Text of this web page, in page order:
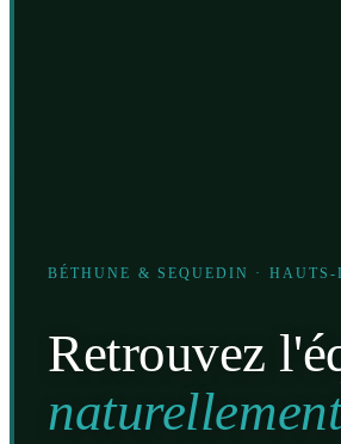
BÉTHUNE & SEQUEDIN · HAUTS-
Retrouvez